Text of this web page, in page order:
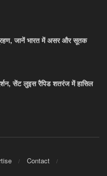
जानें भारत में असर और सूतक
सेंट लुइस रैपिड शतरंज में हासिल
Contact